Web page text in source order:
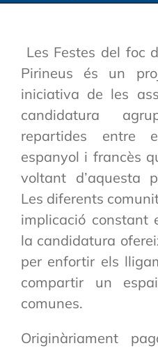
Les Festes del foc
Pirineus és un
iniciativa de les
candidatura
repartides entre
espanyol i francès
voltant d’aquesta
Les diferents
implicació constant
la candidatura
per enfortir els
compartir un
comunes.
Originàriament